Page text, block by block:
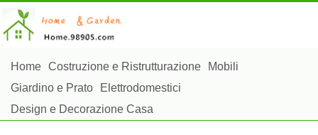
Home Costruzione e Ristrutturazione
Mobili
Giardino e Prato
Elettrodomestici
Design e Decorazione Casa